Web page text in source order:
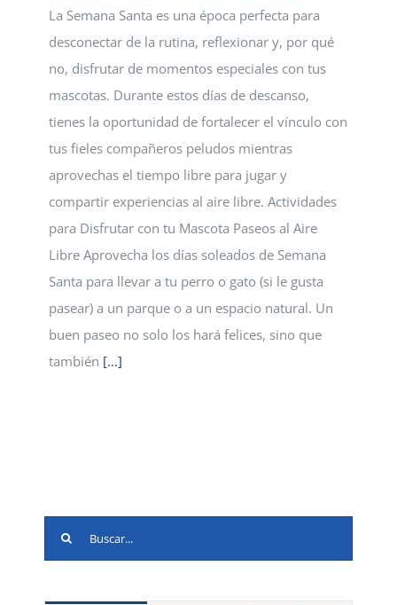
La Semana Santa es una época perfecta para
desconectar de la rutina, reflexionar y, por qué
no, disfrutar de momentos especiales con tus
mascotas. Durante estos días de descanso,
tienes la oportunidad de fortalecer el vínculo con
tus fieles compañeros peludos mientras
aprovechas el tiempo libre para jugar y
compartir experiencias al aire libre. Actividades
para Disfrutar con tu Mascota Paseos al Aire
Libre Aprovecha los días soleados de Semana
Santa para llevar a tu perro o gato (si le gusta
pasear) a un parque o a un espacio natural. Un
buen paseo no solo los hará felices, sino que
también [...]
Buscar: